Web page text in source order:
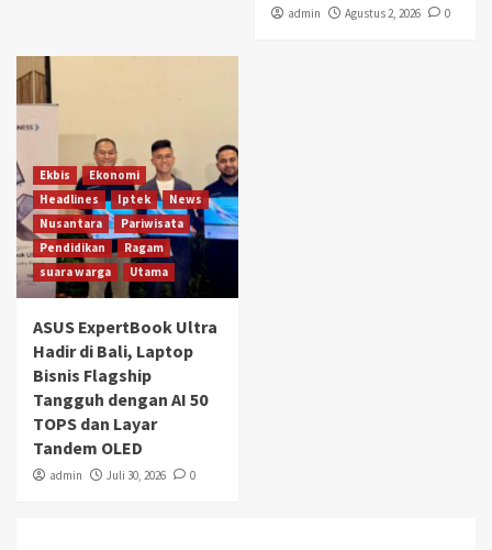
admin Agustus 2, 2026 0
Ekbis
Ekonomi
Headlines
Iptek
News
Nusantara
Pariwisata
Pendidikan
Ragam
suara warga
Utama
ASUS ExpertBook Ultra
Hadir di Bali, Laptop
Bisnis Flagship
Tangguh dengan AI 50
TOPS dan Layar
Tandem OLED
admin Juli 30, 2026 0